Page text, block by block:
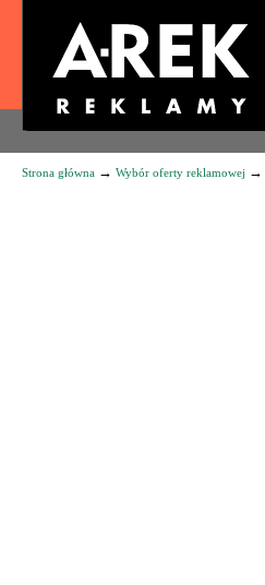
Agencja reklamowa. Reklama – usługi, druk
Navigation
Strona główna → Wybór oferty reklamowej →